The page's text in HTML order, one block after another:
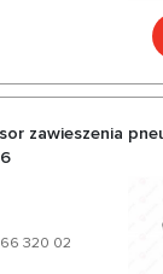
zawieszenia
320 02